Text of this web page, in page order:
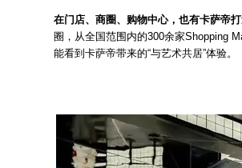
在门店、商圈、购物中心，也有卡萨帝打
圈，从全国范围内的300余家Shopping
能看到卡萨帝带来的“与艺术共居”体验。